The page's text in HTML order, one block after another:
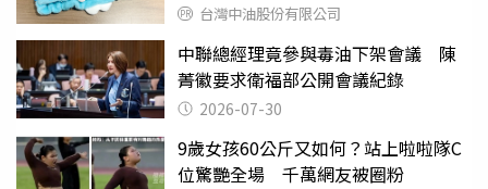
台灣中油股份有限公司
中聯總經理竟參與毒油下架會議 陳
菁徽要求衛福部公開會議紀錄
2026-07-30
9歲女孩60公斤又如何？站上啦啦隊C
位驚艷全場 千萬網友被圈粉